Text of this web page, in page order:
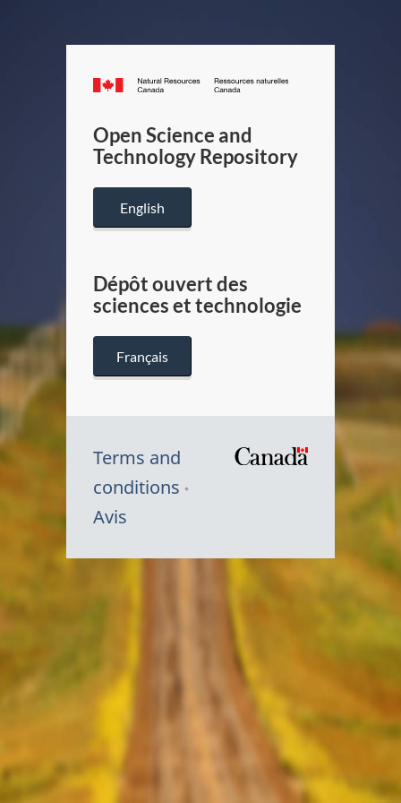
Canada.ca
/
Canada
Open Science and
Technology Repository
English
Dépôt ouvert des
sciences et technologie
Français
Terms and
conditions
Avis
Symbole
Canada